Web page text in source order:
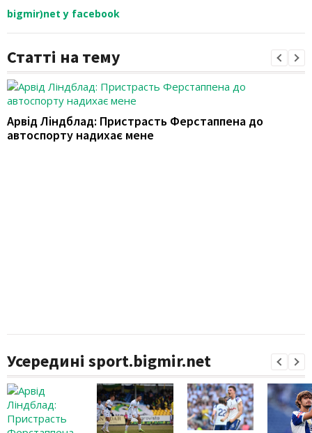
bigmir)net у facebook
Статті на тему
Арвід Ліндблад: Пристрасть Ферстаппена до
автоспорту надихає мене
Усередині sport.bigmir.net